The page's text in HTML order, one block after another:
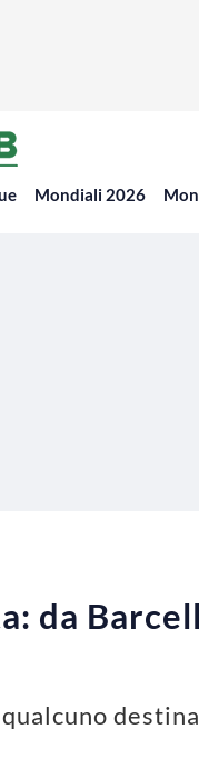
Mondiali 2026
da